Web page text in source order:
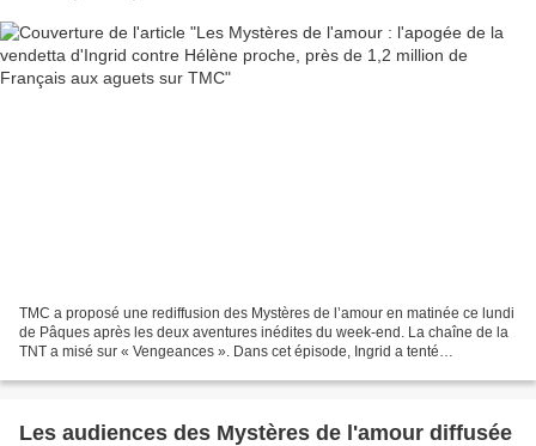
TMC a proposé une rediffusion des Mystères de l’amour en matinée ce lundi
de Pâques après les deux aventures inédites du week-end. La chaîne de la
TNT a misé sur « Vengeances ». Dans cet épisode, Ingrid a tenté
Les audiences des Mystères de l'amour diffusée